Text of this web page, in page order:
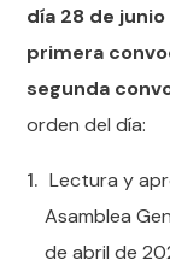
día 28 de
primera
segunda
orden del día:
Lectura y
Asamblea
de abril de